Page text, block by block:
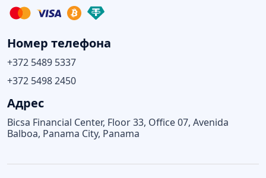
Номер телефона
+372 5489 5337
+372 5498 2450
Адрес
Bicsa Financial Center, Floor 33, Office 07, Avenida
Balboa, Panama City, Panama